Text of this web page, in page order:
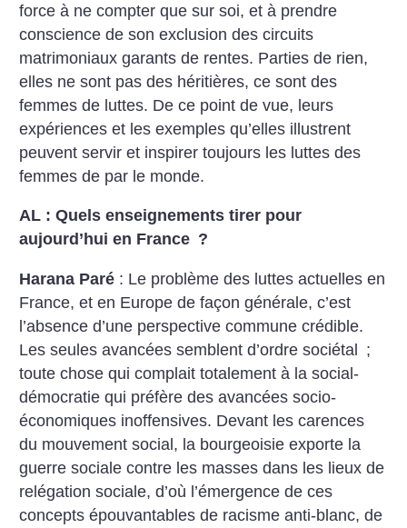
force à ne compter que sur soi, et à prendre
conscience de son exclusion des circuits
matrimoniaux garants de rentes. Parties de rien,
elles ne sont pas des héritières, ce sont des
femmes de luttes. De ce point de vue, leurs
expériences et les exemples qu’elles illustrent
peuvent servir et inspirer toujours les luttes des
femmes de par le monde.
AL : Quels enseignements tirer pour
aujourd’hui en France ?
Harana Paré : Le problème des luttes actuelles en
France, et en Europe de façon générale, c’est
l’absence d’une perspective commune crédible.
Les seules avancées semblent d’ordre sociétal ;
toute chose qui complait totalement à la social-
démocratie qui préfère des avancées socio-
économiques inoffensives. Devant les carences
du mouvement social, la bourgeoisie exporte la
guerre sociale contre les masses dans les lieux de
relégation sociale, d’où l’émergence de ces
concepts épouvantables de racisme anti-blanc, de